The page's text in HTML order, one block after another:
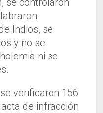
se controlaron
Indios, se
y no se
ni se
verificaron 156
de infracción